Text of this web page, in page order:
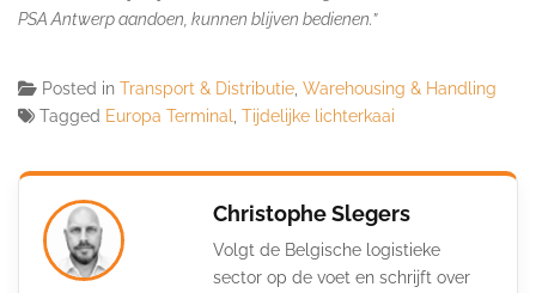
PSA Antwerp aandoen, kunnen blijven bedienen.”
Posted in Transport & Distributie Warehousing & Handling
Tagged Europa Terminal Tijdelijke lichterkaai
Christophe Slegers
Volgt de Belgische logistieke
sector op de voet en schrijft over